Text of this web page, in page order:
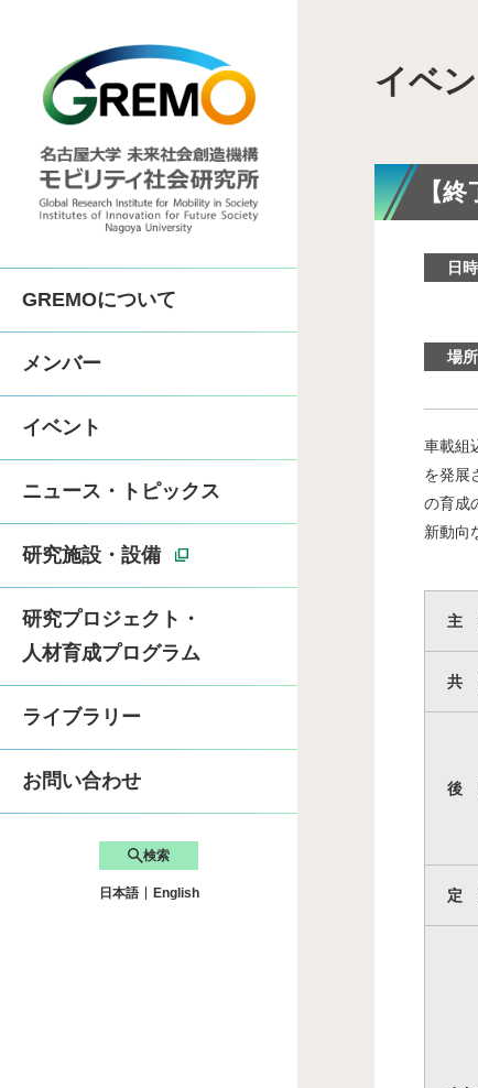
GREMOについて
メンバー
イベント
ニュース・トピックス
研究施設・設備
研究プロジェクト・
人材育成プログラム
COI-NEXT「地域
人間機械協奏技術
中部先進モビリテ
先進モビリティ学
卓越大学院「ライ
先端自動車工学サ
ライブラリー
お問い合わせ
検索
日本語 English
イベ
【
日時
場所
車載組
を発展
の育成
新動向
主
共
後
定